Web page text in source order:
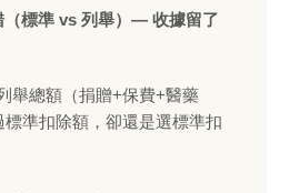
（標準 vs 列舉）— 收據留了
舉總額（捐贈+保費+醫藥
準扣除額，卻還是選標準扣